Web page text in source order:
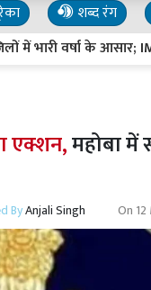
शब्द रंग
वर्षा के आसार; IMD
एक्शन,महोबा में
ByAnjali Singh On